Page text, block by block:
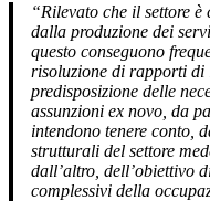
“Rilevato che il settore
dalla produzione dei
questo conseguono
risoluzione di rapporti di
predisposizione delle
assunzioni ex novo, da
intendono tenere conto,
strutturali del settore
dall’altro, dell’obiettivo
complessivi della